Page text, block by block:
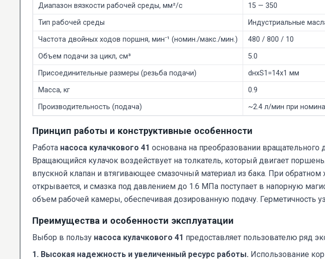
Диапазон вязкости рабочей среды, мм²/с
15 — 350
Тип рабочей среды
Индустриальные
Частота двойных ходов поршня, мин⁻¹ (номин./макс./мин.)
480 / 800 / 10
Объем подачи за цикл, см³
5.0
Присоединительные размеры (резьба подачи)
dнхS1=14х1 мм
Масса, кг
0.9
Производительность (подача)
~2.4 л/мин при
Принцип работы и конструктивные особенности
Работа насоса кулачкового 41 основана на преобразовании
Вращающийся кулачок воздействует на толкатель, который двигает
впускной клапан и втягивающее смазочный материал из бака. При
открывается, и смазка под давлением до 1.6 МПа поступает в напорную
объем рабочей камеры, обеспечивая дозированную подачу.
Преимущества и особенности эксплуатации
Выбор в пользу насоса кулачкового 41 предоставляет пользователю ряд
1. Высокая надежность и увеличенный ресурс работы. Использование